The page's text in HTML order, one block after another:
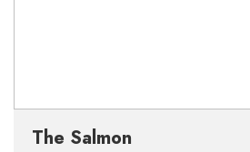
The Salmon